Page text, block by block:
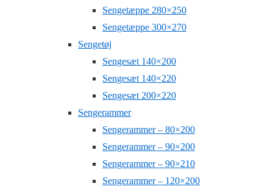
Sengetæppe 280×250
Sengetæppe 300×270
Sengetøj
Sengesæt 140×200
Sengesæt 140×220
Sengesæt 200×220
Sengerammer
Sengerammer – 80×200
Sengerammer – 90×200
Sengerammer – 90×210
Sengerammer – 120×200